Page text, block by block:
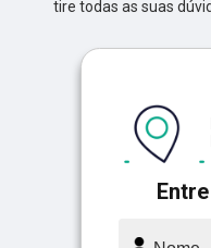
tire todas as suas